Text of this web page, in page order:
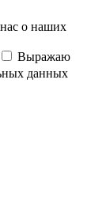
о наших
Выражаю
данных